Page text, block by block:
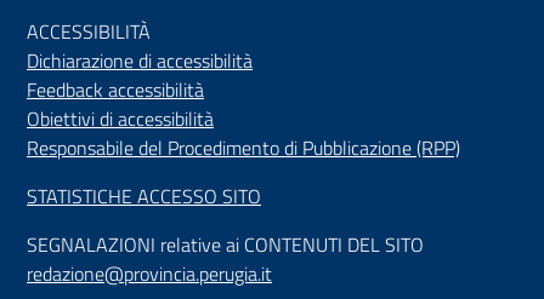
ACCESSIBILITÀ
Dichiarazione di accessibilità
Feedback accessibilità
Obiettivi di accessibilità
Responsabile del Procedimento di Pubblicazione (RPP)
STATISTICHE ACCESSO SITO
SEGNALAZIONI relative ai CONTENUTI DEL SITO
redazione@provincia.perugia.it